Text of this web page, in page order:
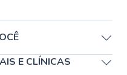
E CLÍNICAS